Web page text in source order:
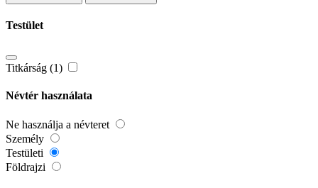
Testület
Titkárság (1)
Névtér használata
Ne használja a névteret
Személy
Testületi
Földrajzi